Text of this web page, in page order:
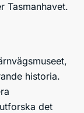
Tasmanhavet.
historia.
det